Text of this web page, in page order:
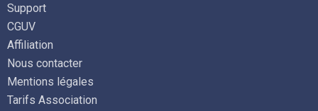
Support
CGUV
Affiliation
Nous contacter
Mentions légales
Tarifs Association